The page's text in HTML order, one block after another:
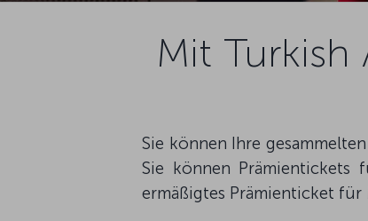
Mit
Sie können Ihre
Sie können Prämientickets
ermäßigtes Prämienticket für